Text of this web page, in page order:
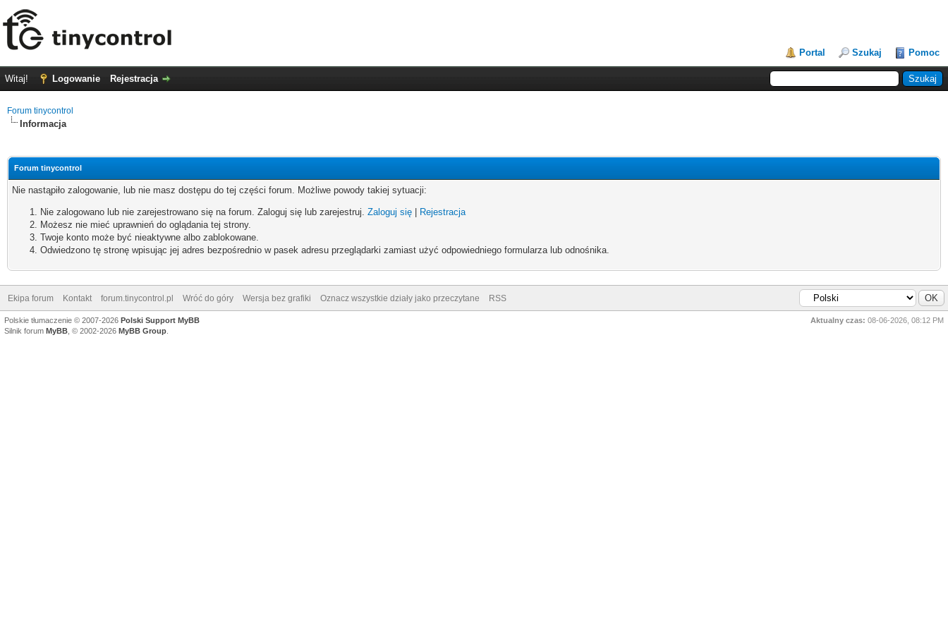
Portal Szukaj Pomoc
Witaj! Logowanie Rejestracja
Forum tinycontrol
Informacja
Forum tinycontrol
Nie nastąpiło zalogowanie, lub nie masz dostępu do tej części forum. Możliwe powody takiej sytuacji:
Nie zalogowano lub nie zarejestrowano się na forum. Zaloguj się lub zarejestruj. Zaloguj się
Rejestracja
Możesz nie mieć uprawnień do oglądania tej strony.
Twoje konto może być nieaktywne albo zablokowane.
Odwiedzono tę stronę wpisując jej adres bezpośrednio w pasek adresu przeglądarki zamiast użyć odpowiedniego formularza lub odnośnika.
Ekipa forum Kontakt forum.tinycontrol.pl Wróć do góry Wersja bez grafiki Oznacz wszystkie działy jako przeczytane RSS
Aktualny czas: 08-06-2026, 08:12 PM
Polskie tłumaczenie © 2007-2026 Polski Support MyBB
Silnik forum MyBB , © 2002-2026 MyBB Group